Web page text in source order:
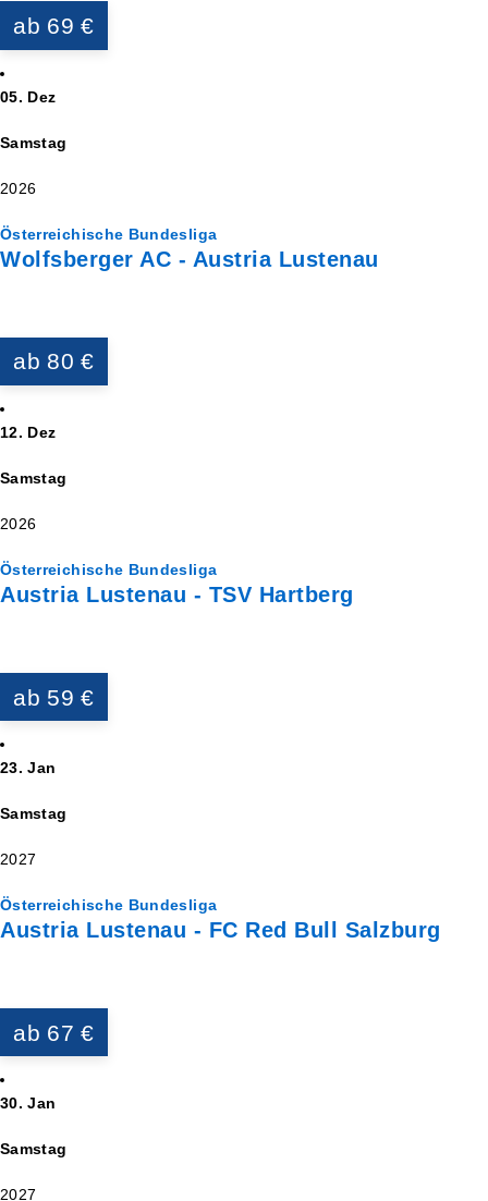
ab 69 €
05. Dez
Samstag
2026
Österreichische Bundesliga
Wolfsberger AC - Austria Lustenau
ab 80 €
12. Dez
Samstag
2026
Österreichische Bundesliga
Austria Lustenau - TSV Hartberg
ab 59 €
23. Jan
Samstag
2027
Österreichische Bundesliga
Austria Lustenau - FC Red Bull Salzburg
ab 67 €
30. Jan
Samstag
2027